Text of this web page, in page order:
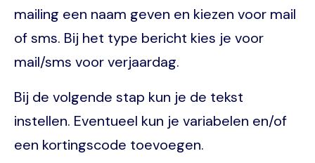
mailing een naam geven en kiezen voor mail
of sms. Bij het type bericht kies je voor
mail/sms voor verjaardag.
Bij de volgende stap kun je de tekst
instellen. Eventueel kun je variabelen en/of
een kortingscode toevoegen.